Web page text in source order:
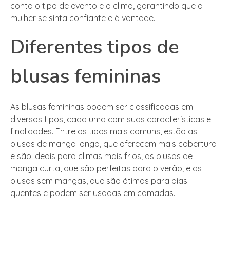
conta o tipo de evento e o clima, garantindo que a
mulher se sinta confiante e à vontade.
Diferentes tipos de
blusas femininas
As blusas femininas podem ser classificadas em
diversos tipos, cada uma com suas características e
finalidades. Entre os tipos mais comuns, estão as
blusas de manga longa, que oferecem mais cobertura
e são ideais para climas mais frios; as blusas de
manga curta, que são perfeitas para o verão; e as
blusas sem mangas, que são ótimas para dias
quentes e podem ser usadas em camadas.